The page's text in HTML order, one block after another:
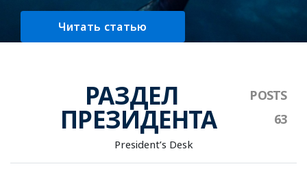
Читать статью
РАЗДЕЛ
ПРЕЗИДЕНТА
President’s Desk